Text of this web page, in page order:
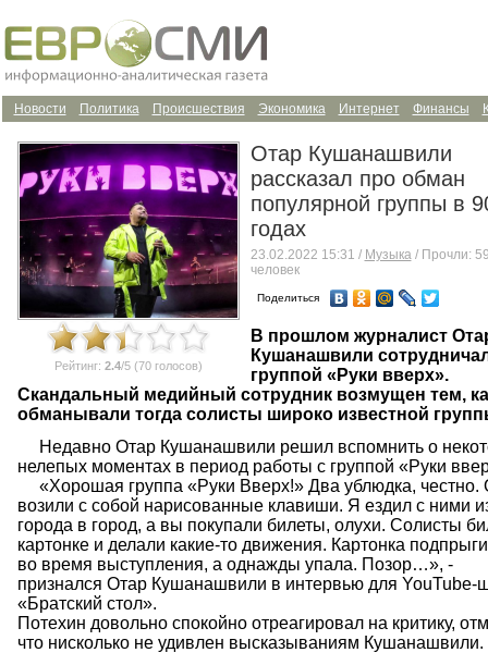
Финансы
Интернет
Экономика
Происшествия
Политика
Новости
Рейтинг: 2.4/5 (70 голосов)
Отар Кушанашвили
рассказал про обман
популярной группы в
годах
23.02.2022 15:31 / Музыка/ Прочли:
человек
Поделиться
В прошлом журналист
Кушанашвили
группой «Руки вверх».
Скандальный медийный сотрудник возмущен тем,
обманывали тогда солисты широко известной
Недавно Отар Кушанашвили решил вспомнить о
нелепых моментах в период работы с группой «Руки
«Хорошая группа «Руки Вверх!» Два ублюдка, честно.
возили с собой нарисованные клавиши. Я ездил с ними
города в город, а вы покупали билеты, олухи. Солисты
картонке и делали какие-то движения. Картонка
во время выступления, а однажды упала. Позор…», -
признался Отар Кушанашвили в интервью для YouTube-
«Братский стол».
Потехин довольно спокойно отреагировал на критику,
что нисколько не удивлен высказываниям Кушанашвили.